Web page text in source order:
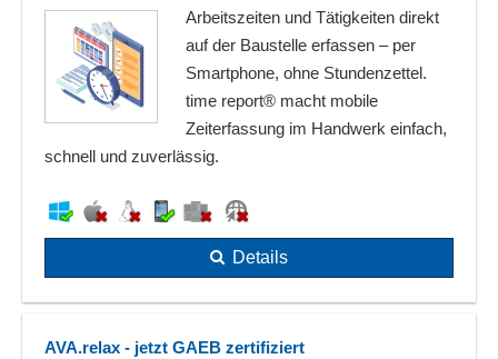
Arbeitszeiten und Tätigkeiten direkt
auf der Baustelle erfassen – per
Smartphone, ohne Stundenzettel.
time report® macht mobile
Zeiterfassung im Handwerk einfach,
schnell und zuverlässig.
Details
AVA.relax - jetzt GAEB zertifiziert